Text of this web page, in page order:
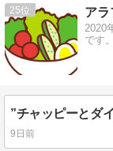
25 アラ
2020
です
”チャッピーとダ
9日前